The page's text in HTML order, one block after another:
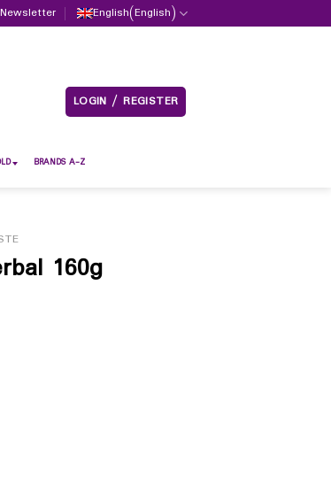
Newsletter English(English)
LOGIN / REGISTER
BRANDS A-Z
160g